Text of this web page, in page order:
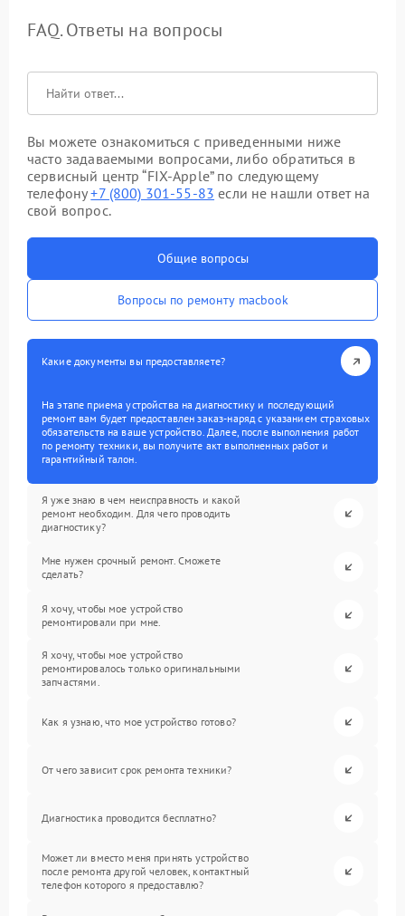
FAQ. Ответы на вопросы
Вы можете ознакомиться с приведенными ниже
часто задаваемыми вопросами, либо обратиться в
сервисный центр “FIX-Apple” по следующему
телефону+7 (800) 301-55-83 если не нашли ответ на
свой вопрос.
Общие вопросы
Вопросы по ремонту macbook
Какие документы вы предоставляете?
На этапе приема устройства на диагностику и последующий
ремонт вам будет предоставлен заказ-наряд с указанием страховых
обязательств на ваше устройство. Далее, после выполнения работ
по ремонту техники, вы получите акт выполненных работ и
гарантийный талон.
Я уже знаю в чем неисправность и какой
ремонт необходим. Для чего проводить
диагностику?
Мне нужен срочный ремонт. Сможете
сделать?
Я хочу, чтобы мое устройство
ремонтировали при мне.
Я хочу, чтобы мое устройство
ремонтировалось только оригинальными
запчастями.
Как я узнаю, что мое устройство готово?
От чего зависит срок ремонта техники?
Диагностика проводится бесплатно?
Может ли вместо меня принять устройство
после ремонта другой человек, контактный
телефон которого я предоставлю?